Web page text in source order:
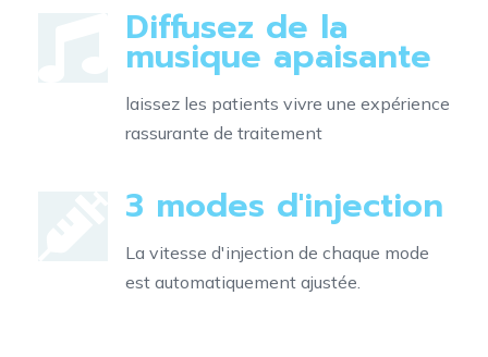
Diffusez de la
musique apaisante
laissez les patients vivre une expérience
rassurante de traitement
3 modes d'injection
La vitesse d'injection de chaque mode
est automatiquement ajustée.